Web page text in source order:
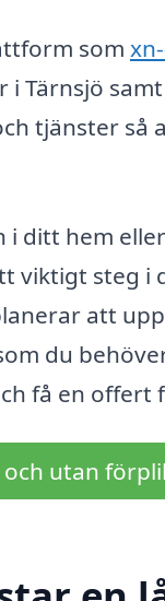
som
i Tärnsjö
tjänster så
i ditt hem
viktigt steg i
att
du
få en offert
utan